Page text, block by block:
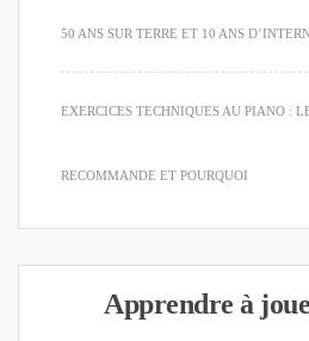
50 ANS SUR TERRE ET 10 ANS
EXERCICES TECHNIQUES AU PIANO :
RECOMMANDE ET POURQUOI
Apprendre à